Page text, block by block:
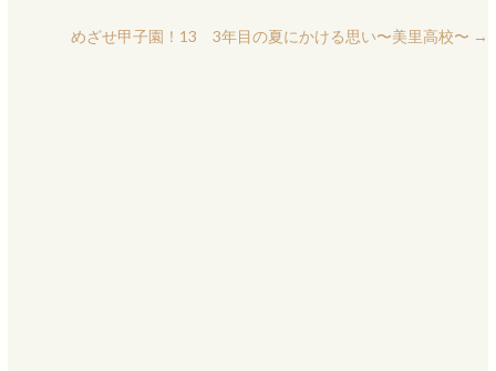
めざせ甲子園！13 3年目の夏にかける思い〜美里高校〜 →